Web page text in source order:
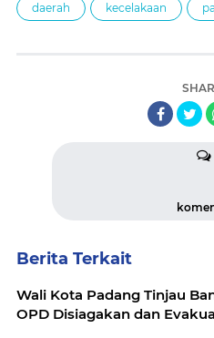
daerah kecelakaan
Berita Terkait
Wali Kota Padang Tinjau
OPD Disiagakan dan